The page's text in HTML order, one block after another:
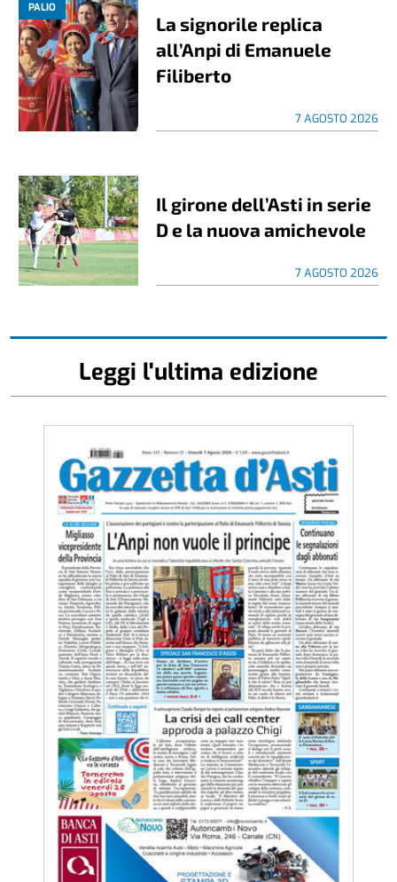
PALIO
La signorile replica
all’Anpi di Emanuele
Filiberto
7 AGOSTO 2026
Il girone dell’Asti in serie
D e la nuova amichevole
7 AGOSTO 2026
Leggi l'ultima edizione